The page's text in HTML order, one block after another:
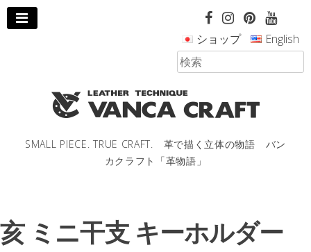
コ
ン
SMALL PIECE. TRUE CRAFT. 革で描く立体の物語 バン
カクラフト「革物語」
ショップ English
亥 ミニ干支 キーホルダー